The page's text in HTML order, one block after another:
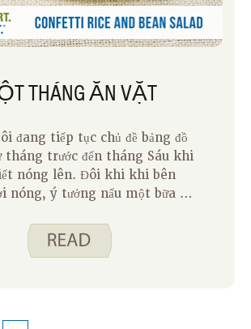
THÁNG ĂN VẶT
đang tiếp tục chủ đề bảng đồ
tháng trước đến tháng Sáu khi
nóng lên. Đôi khi khi bên
nóng, ý tưởng nấu một bữa ăn
tôi sẽ chia sẻ một số ý tưởng
của chúng tôi để biến đồ ăn